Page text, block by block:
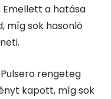
a hatása
míg sok hasonló
rengeteg
kapott, míg sok